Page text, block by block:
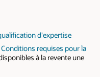
d'expertise
requises pour la
à la revente une